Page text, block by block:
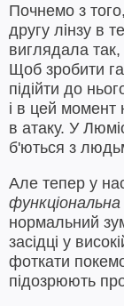
Почнемо з
другу лінзу в
виглядала
Щоб зробити
підійти до
і в цей момент
в атаку. У
б'ються з
Але тепер у
функціональна
нормальний
засідці у
фоткати
підозрюють